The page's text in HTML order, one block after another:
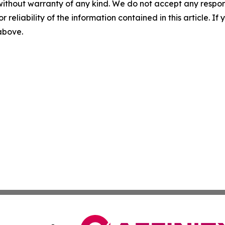
warranty of any kind. We do not accept any
reliability of the information contained in this article. If